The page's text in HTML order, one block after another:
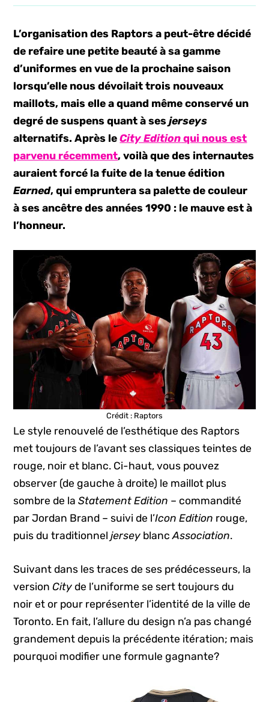
L’organisation des Raptors a peut-être décidé
de refaire une petite beauté à sa gamme
d’uniformes en vue de la prochaine saison
lorsqu’elle nous dévoilait trois nouveaux
maillots, mais elle a quand même conservé un
degré de suspens quant à sesjerseys
alternatifs. Après leCity Edition qui nous est
parvenu récemment, voilà que des internautes
auraient forcé la fuite de la tenue édition
Earned, qui empruntera sa palette de couleur
à ses ancêtre des années 1990 : le mauve est à
l’honneur.
Crédit : Raptors
Le style renouvelé de l’esthétique des Raptors
met toujours de l’avant ses classiques teintes de
rouge, noir et blanc. Ci-haut, vous pouvez
observer (de gauche à droite) le maillot plus
sombre de laStatement Edition – commandité
par Jordan Brand – suivi de l’Icon Edition rouge,
puis du traditionneljersey blancAssociation.
Suivant dans les traces de ses prédécesseurs, la
versionCity de l’uniforme se sert toujours du
noir et or pour représenter l’identité de la ville de
Toronto. En fait, l’allure du design n’a pas changé
grandement depuis la précédente itération; mais
pourquoi modifier une formule gagnante?